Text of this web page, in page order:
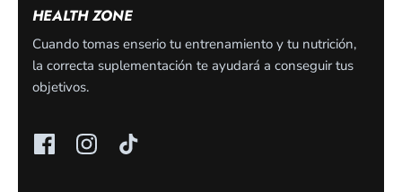
HEALTH ZONE
Cuando tomas enserio tu entrenamiento y tu nutrición,
la correcta suplementación te ayudará a conseguir tus
objetivos.